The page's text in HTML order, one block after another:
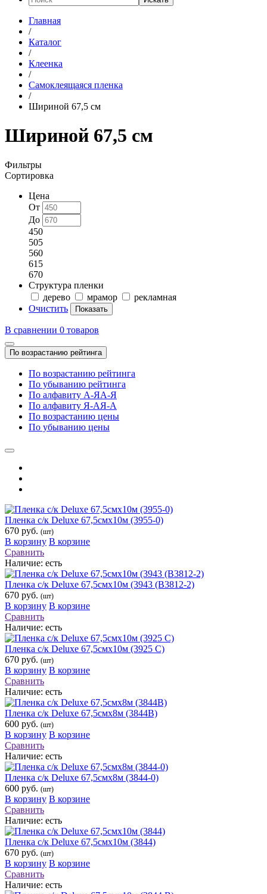
Главная
/
Каталог
/
Клеенка
/
Самоклеящаяся пленка
/
Шириной 67,5 см
Шириной 67,5 см
Фильтры
Сортировка
Цена
От
До
450
505
560
615
670
Структура пленки
дерево
мрамор
рекламная
Очистить
В сравнении 0 товаров
По возрастанию рейтинга
По возрастанию рейтинга
По убыванию рейтинга
По алфавиту А-ЯА-Я
По алфавиту Я-АЯ-А
По возрастанию цены
По убыванию цены
Пленка с/к Deluxe 67,5смх10м (3955-0)
670 руб. (шт)
В корзину В корзине
Сравнить
Наличие: есть
Пленка с/к Deluxe 67,5смх10м (3943 (В3812-2)
670 руб. (шт)
В корзину В корзине
Сравнить
Наличие: есть
Пленка с/к Deluxe 67,5смх10м (3925 С)
670 руб. (шт)
В корзину В корзине
Сравнить
Наличие: есть
Пленка с/к Deluxe 67,5смх8м (3844В)
600 руб. (шт)
В корзину В корзине
Сравнить
Наличие: есть
Пленка с/к Deluxe 67,5смх8м (3844-0)
600 руб. (шт)
В корзину В корзине
Сравнить
Наличие: есть
Пленка с/к Deluxe 67,5смх10м (3844)
670 руб. (шт)
В корзину В корзине
Сравнить
Наличие: есть